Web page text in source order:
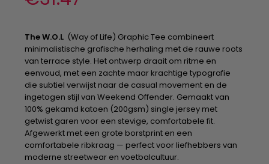
The W.O.L (Way of Life) Graphic Tee combineert
minimalistische grafische herhaling met de rauwe roots
van terrace style. Het ontwerp draait om ritme en
eenvoud, met een zachte maar krachtige typografie
die subtiel verwijst naar de casual movement en de
ingetogen stijl van Weekend Offender. Gemaakt van
100% gekamd katoen (200gsm) single jersey met
getwist garen voor een stevige, comfortabele fit.
Afgewerkt met een grote borstprint en een
comfortabele ribkraag — perfect voor liefhebbers van
moderne streetwear en voetbalcultuur.